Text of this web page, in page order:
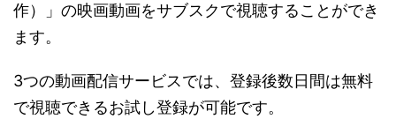
作）」の映画動画をサブスクで視聴することができ
ます。
3つの動画配信サービスでは、登録後数日間は無料
で視聴できるお試し登録が可能です。